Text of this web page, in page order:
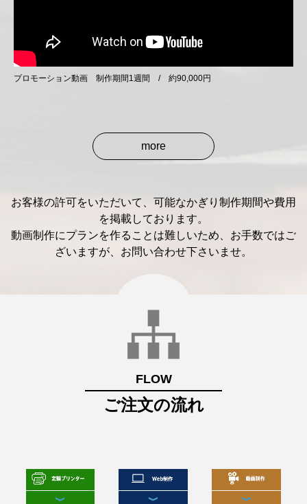
プロモーション動画 制作期間1週間 / 約90,000円
more
お客様の許可をいただいて、可能なかぎり制作期間や費用
を掲載しております。
動画制作にプランを作ることは難しいため、お手数ではご
ざいますが、お問い合わせ下さいませ。
FLOW
ご注文の流れ